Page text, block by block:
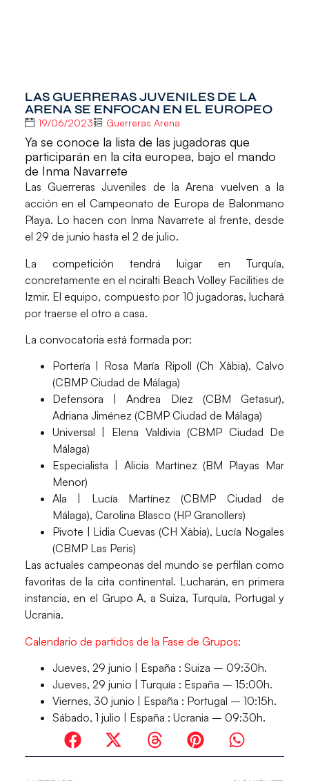
LAS GUERRERAS JUVENILES DE LA
ARENA SE ENFOCAN EN EL EUROPEO
19/06/2023 Guerreras Arena
Ya se conoce la lista de las jugadoras que
participarán en la cita europea, bajo el mando
de Inma Navarrete
LasGuerreras Juveniles de la Arena vuelven a la
acción en el Campeonato de Europa de Balonmano
Playa. Lo hacen con Inma Navarrete al frente, desde
el 29 de junio hasta el 2 de julio.
La competición tendrá luigar en Turquía,
concretamente en el nciralti Beach Volley Facilities de
Izmir. El equipo, compuesto por 10 jugadoras, luchará
por traerse el otro a casa.
La convocatoria está formada por:
Portería | Rosa María Ripoll (Ch Xàbia), Calvo
(CBMP Ciudad de Málaga)
Defensora | Andrea Díez (CBM Getasur),
Adriana Jiménez (CBMP Ciudad de Málaga)
Universal | Elena Valdivia (CBMP Ciudad De
Málaga)
Especialista | Alicia Martínez (BM Playas Mar
Menor)
Ala | Lucía Martínez (CBMP Ciudad de
Málaga), Carolina Blasco (HP Granollers)
Pivote | Lidia Cuevas (CH Xàbia), Lucía Nogales
(CBMP Las Peris)
Las actuales campeonas del mundo se perfilan como
favoritas de la cita continental. Lucharán, en primera
instancia, en el Grupo A, aSuiza, Turquía, Portugal y
Ucrania.
Calendario de partidos de la Fase de Grupos:
Jueves, 29 junio | España : Suiza – 09:30h.
Jueves, 29 junio
| Turquía : España – 15:00h.
Viernes, 30 junio | España : Portugal – 10:15h.
Sábado, 1 julio
| España : Ucrania – 09:30h.